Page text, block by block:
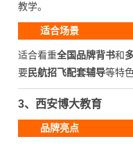
教学。
适合场景
适合看重全国品牌背书和
要民航招飞配套辅导等特
3、西安博大教育
品牌亮点